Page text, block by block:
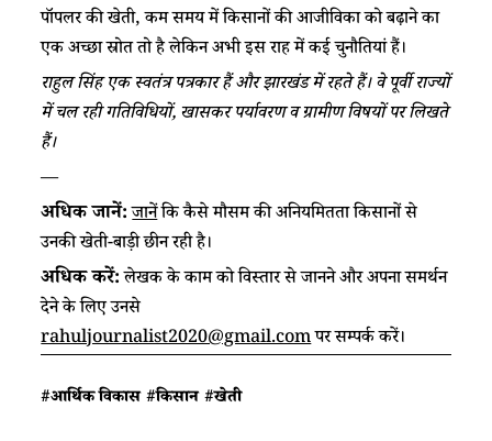
पॉपलर की खेती, कम समय में किसानों की आजीविका को बढ़ाने का
एक अच्छा स्रोत तो है लेकिन अभी इस राह में कई चुनौतियां हैं।
राहुल सिंह एक स्वतंत्र पत्रकार हैं और झारखंड में रहते हैं। वे पूर्वी राज्यों
में चल रही गतिविधियों, खासकर पर्यावरण व ग्रामीण विषयों पर लिखते
हैं।
—
अधिक जानें: जानेंकि कैसे मौसम की अनियमितता किसानों से
उनकी खेती-बाड़ी छीन रही है।
अधिक करें:लेखक के काम को विस्तार से जानने और अपना समर्थन
देने के लिए उनसे
rahuljournalist2020@gmail.comपर सम्पर्क करें।
#आर्थिक विकास #किसान #खेती